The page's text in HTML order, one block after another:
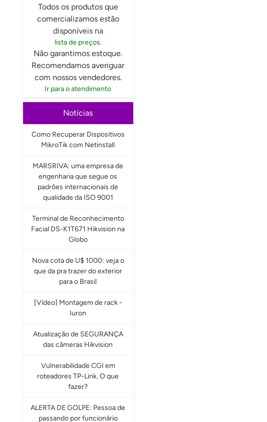
Todos os produtos que
comercializamos estão
disponíveis na
lista de preços.
Não garantimos estoque.
Recomendamos averiguar
com nossos vendedores.
Ir para o atendimento
Notícias
Como Recuperar Dispositivos
MikroTik com Netinstall
MARSRIVA: uma empresa de
engenharia que segue os
padrões internacionais de
qualidade da ISO 9001
Terminal de Reconhecimento
Facial DS-K1T671 Hikvision na
Globo
Nova cota de U$ 1000: veja o
que da pra trazer do exterior
para o Brasil
[Vídeo] Montagem de rack -
Iuron
Atualização de SEGURANÇA
das câmeras Hikvision
Vulnerabilidade CGI em
roteadores TP-Link. O que
fazer?
ALERTA DE GOLPE: Pessoa de
passando por funcionário